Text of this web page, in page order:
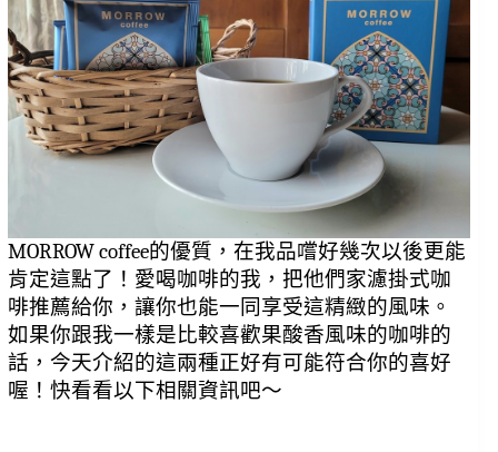
MORROW coffee的優質，在我品嚐好幾次以後更能
肯定這點了！愛喝咖啡的我，把他們家濾掛式咖
啡推薦給你，讓你也能一同享受這精緻的風味。
如果你跟我一樣是比較喜歡果酸香風味的咖啡的
話，今天介紹的這兩種正好有可能符合你的喜好
喔！快看看以下相關資訊吧～